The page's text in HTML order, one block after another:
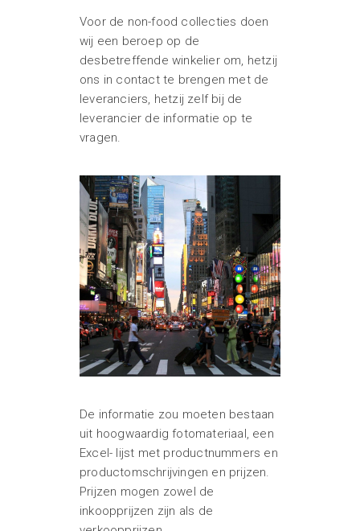
Voor de non-food collecties doen
wij een beroep op de
desbetreffende winkelier om, hetzij
ons in contact te brengen met de
leveranciers, hetzij zelf bij de
leverancier de informatie op te
vragen.
De informatie zou moeten bestaan
uit hoogwaardig fotomateriaal, een
Excel- lijst met productnummers en
productomschrijvingen en prijzen.
Prijzen mogen zowel de
inkoopprijzen zijn als de